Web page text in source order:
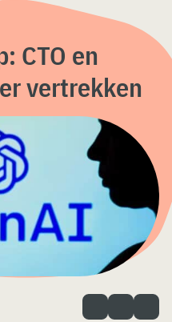
CTO en
vertrekken